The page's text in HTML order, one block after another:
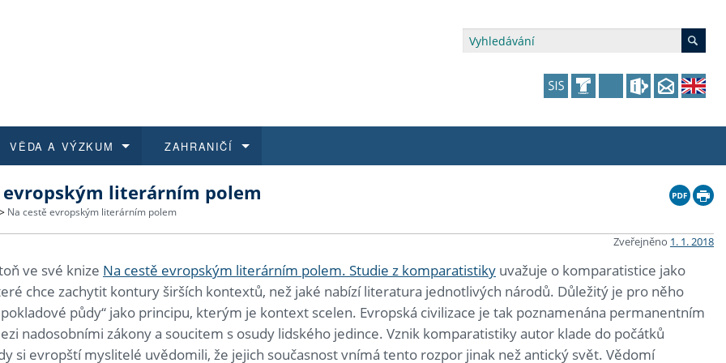
historie
další dokumenty
pro zaměstnance
fakulty
FF UK
Knihovna
E-shop fakulty
Výběrová řízení
Vydavatelství FF UK
a jak se přihlásit
programy
průběhu přijímacího řízení
Programy s mikrocertifikátem
Univerzita třetího věku
a magisterské studium
Studující se specifickými potřebami
Podpora a benefity pro studující
VĚDA A VÝZKUM
na FF UK
kvalifikace Vědecké ceny a fondy
Publikace
ZAHRANIČÍ
a výběrová řízení
Mimofakultní financování výjezdů
East and Central European Studies
evropským literárním polem
> Na cestě evropským literárním polem
Zveřejněno 1. 1. 2018
ve své knize Na cestě evropským literárním polem. Studie z komparatistiky uvažuje o komparatistice jako
chce zachytit kontury širších kontextů, než jaké nabízí literatura jednotlivých národů. Důležitý je pro něho
půdy“ jako principu, kterým je kontext scelen. Evropská civilizace je tak poznamenána permanentním
nadosobními zákony a soucitem s osudy lidského jedince. Vznik komparatistiky autor klade do počátků
si evropští myslitelé uvědomili, že jejich současnost vnímá tento rozpor jinak než antický svět. Vědomí